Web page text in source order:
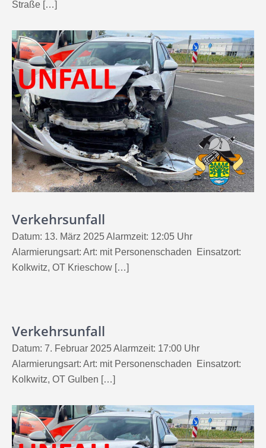
Straße […]
Verkehrsunfall
Datum: 13. März 2025 Alarmzeit: 12:05 Uhr
Alarmierungsart: Art: mit Personenschaden Einsatzort:
Kolkwitz, OT Krieschow […]
Verkehrsunfall
Datum: 7. Februar 2025 Alarmzeit: 17:00 Uhr
Alarmierungsart: Art: mit Personenschaden Einsatzort:
Kolkwitz, OT Gulben […]